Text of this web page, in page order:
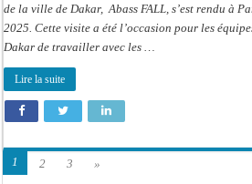
de la ville de Dakar, Abass FALL, s’est rendu à
2025. Cette visite a été l’occasion pour les
Dakar de travailler avec les …
Lire la suite
1 2 3 »